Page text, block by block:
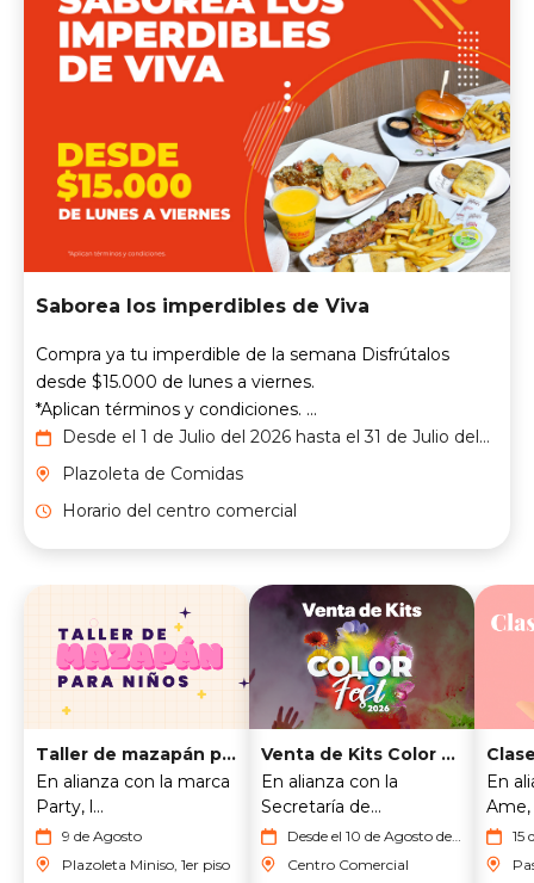
Saborea los imperdibles de Viva
Compra ya tu imperdible de la semana Disfrútalos
desde $15.000 de lunes a viernes.
*Aplican términos y condiciones. ...
Desde el 1 de Julio del 2026 hasta el 31 de Julio del
2026
Plazoleta de Comidas
Horario del centro comercial
Taller de mazapán para niños
En alianza con la marca
Party, l...
9 de Agosto
Plazoleta Miniso, 1er piso
Venta de Kits Color Fest
En alianza con la
Secretaría de...
Desde el 10 de Agosto del
Agosto del 2026
Centro Comercial
En
Ame,
15